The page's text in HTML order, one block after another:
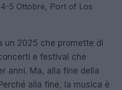
4-5 Ottobre, Port of Los
un 2025 che promette di
e festival che
anni. Ma, alla fine della
alla fine, la musica è